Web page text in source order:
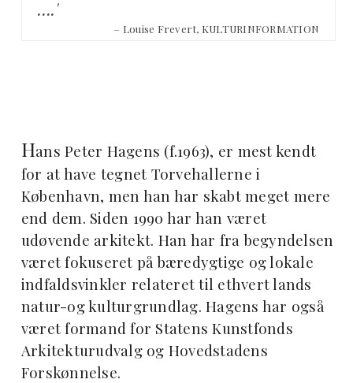
….'
– Louise Frevert, KULTURINFORMATION
Hans Peter Hagens (f.1963), er mest kendt
for at have tegnet Torvehallerne i
København, men han har skabt meget mere
end dem. Siden 1990 har han været
udøvende arkitekt. Han har fra begyndelsen
været fokuseret på bæredygtige og lokale
indfaldsvinkler relateret til ethvert lands
natur-og kulturgrundlag. Hagens har også
været formand for Statens Kunstfonds
Arkitekturudvalg og Hovedstadens
Forskønnelse.